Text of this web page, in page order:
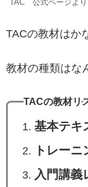
TAC 公式ページより
TACの教材はか
教材の種類はな
TACの教材リ
基本テキ
トレーニ
入門講義